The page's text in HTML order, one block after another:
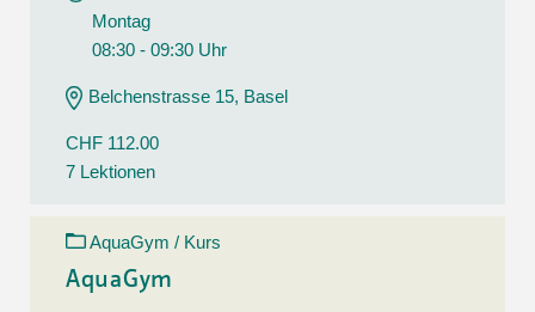
Montag
08:30 - 09:30 Uhr
Belchenstrasse 15, Basel
CHF 112.00
7 Lektionen
AquaGym / Kurs
AquaGym